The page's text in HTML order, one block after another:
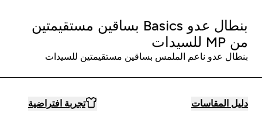
بنطال عدو Basics بساقين مستقيمتين
من MP للسيدات
بنطال عدو ناعم الملمس بساقين مستقيمتين للسيدات
دليل المقاسات تجربة افتراضية